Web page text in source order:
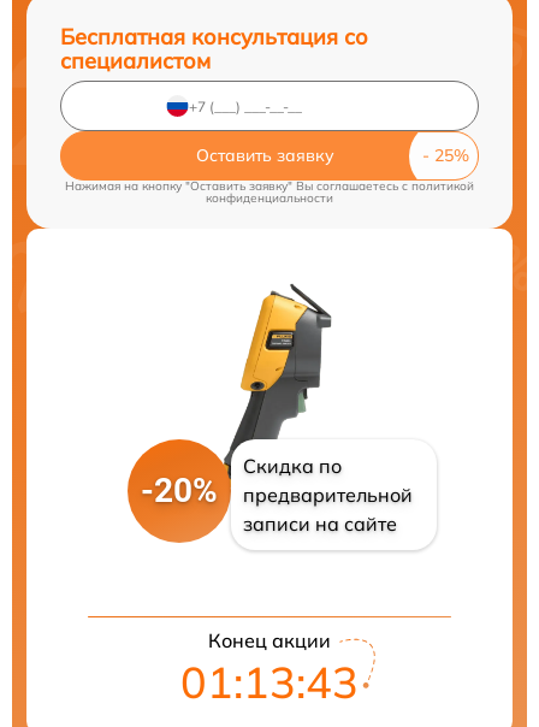
Бесплатная консультация со
специалистом
Оставить заявку
Нажимая на кнопку "Оставить заявку" Вы соглашаетесь cполитикой
конфиденциальности
-20%
Скидка по
предварительной
записи на сайте
Конец акции
01:13:42